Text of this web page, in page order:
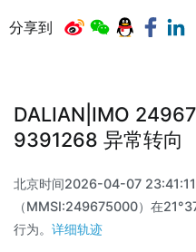
分享到
DALIAN|IMO
9391268 异常转向
北京时间2026-04-07
（MMSI:249675000）在
行为。 详细轨迹